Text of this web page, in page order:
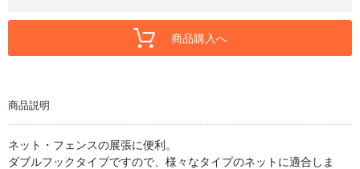
商品購入へ
商品説明
ネット・フェンスの展張に便利。
ダブルフックタイプですので、様々なタイプのネットに適合しま